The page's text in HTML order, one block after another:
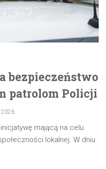
bezpieczeństwo
patrolom Policji
2026
mającą na celu
lokalnej. W dniu